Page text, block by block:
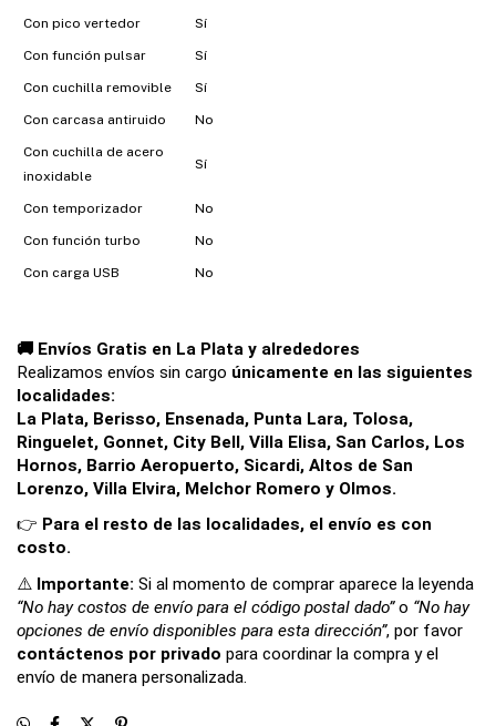
Con pico vertedor Sí
Con función pulsar Sí
Con cuchilla removible Sí
Con carcasa antiruido No
Con cuchilla de acero
inoxidable
Sí
Con temporizador No
Con función turbo No
Con carga USB No
🚚 Envíos Gratis en La Plata y alrededores
Realizamos envíos sin cargo únicamente en las siguientes
localidades:
La Plata, Berisso, Ensenada, Punta Lara, Tolosa,
Ringuelet, Gonnet, City Bell, Villa Elisa, San Carlos, Los
Hornos, Barrio Aeropuerto, Sicardi, Altos de San
Lorenzo, Villa Elvira, Melchor Romero y Olmos.
👉 Para el resto de las localidades, el envío es con
costo.
⚠️ Importante:
“No hay costos de envío para el código postal dado” o “No hay
opciones de envío disponibles para esta dirección”
contáctenos por privado para coordinar la compra y el
envío de manera personalizada.